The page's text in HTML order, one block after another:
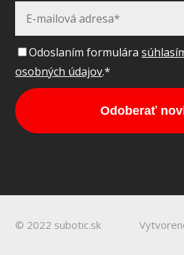
Odoslaním formulára
osobných údajov.*
Odoberať
© 2022 subotic.sk